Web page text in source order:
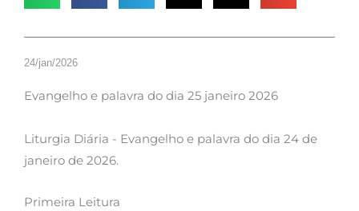
24/jan/2026
Evangelho e palavra do dia 25 janeiro 2026
Liturgia Diária - Evangelho e palavra do dia 24 de
janeiro de 2026.
Primeira Leitura